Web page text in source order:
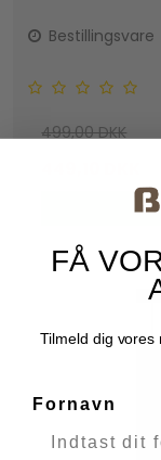
Bestillingsvare
499,00 DKK
FÅ
Tilmeld dig vores
Fornavn